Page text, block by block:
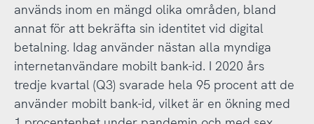
används inom en mängd olika områden, bland
annat för att bekräfta sin identitet vid digital
betalning. Idag använder nästan alla myndiga
internetanvändare mobilt bank-id. I 2020 års
tredje kvartal (Q3) svarade hela 95 procent att de
använder mobilt bank-id, vilket är en ökning med